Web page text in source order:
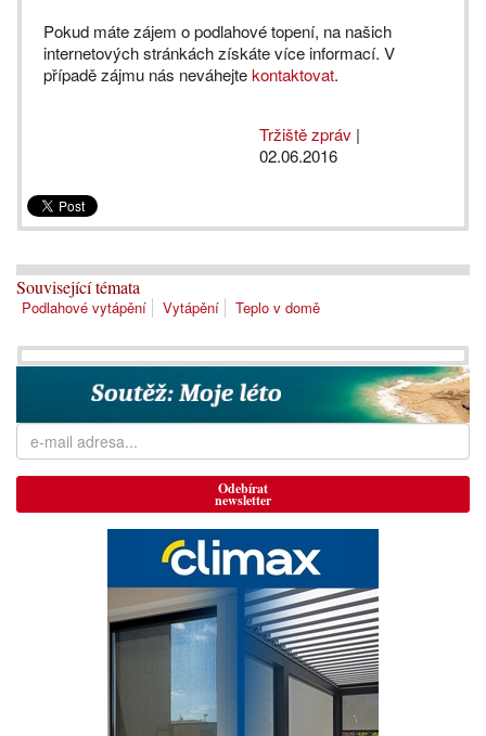
Pokud máte zájem o podlahové topení, na našich
internetových stránkách získáte více informací. V
případě zájmu nás neváhejtekontaktovat.
Tržiště zpráv |
02.06.2016
Související témata
Podlahové vytápění Vytápění Teplo v domě
Odebírat
newsletter